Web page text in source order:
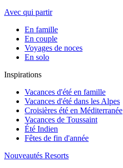
Avec qui partir
En famille
En couple
Voyages de noces
En solo
Inspirations
Vacances d'été en famille
Vacances d'été dans les Alpes
Croisières été en Méditerranée
Vacances de Toussaint
Été Indien
Fêtes de fin d'année
Nouveautés Resorts